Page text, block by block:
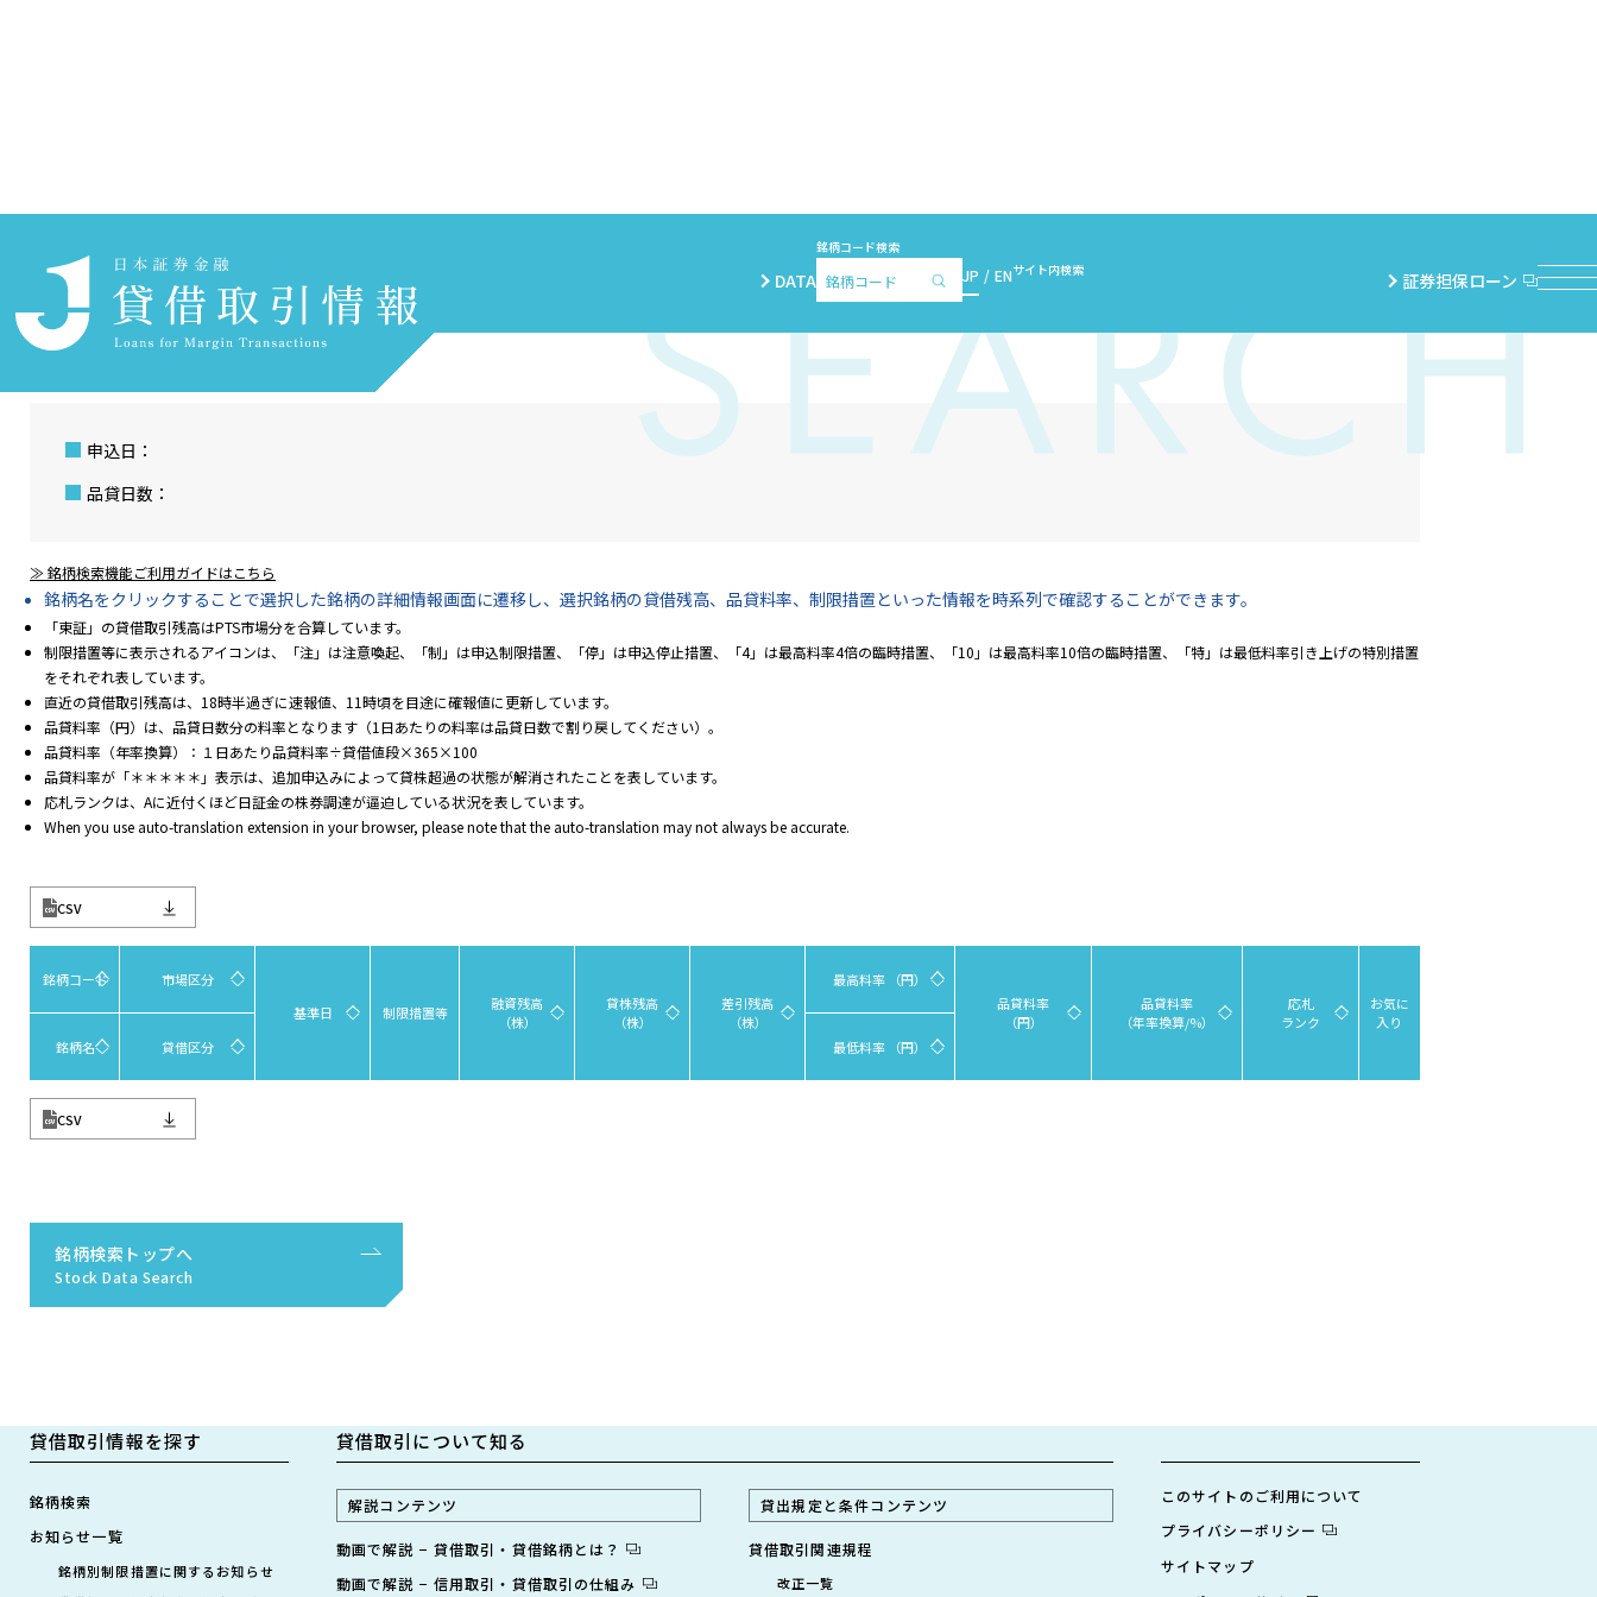
DATA
銘柄コード検索
JP ENサイト内検索 証券担保ローン
お気に入りリスト
申込日：
品貸日数：
≫ 銘柄検索機能ご利用ガイドはこちら
銘柄名をクリックすることで選択した銘柄の詳細情報画面に遷移し、選択銘柄の貸借残高、品貸料率、制限措置といった情報を時系列で確認することができます。
「東証」の貸借取引残高はPTS市場分を合算しています。
制限措置等に表示されるアイコンは、「注」は注意喚起、「制」は申込制限措置、「停」は申込停止措置、「4」は最高料率4倍の臨時措置、「10」は最高料率10倍の臨時措置、「特」は最低料率引き上げの特別措置
をそれぞれ表しています。
直近の貸借取引残高は、18時半過ぎに速報値、11時頃を目途に確報値に更新しています。
品貸料率（円）は、品貸日数分の料率となります（1日あたりの料率は品貸日数で割り戻してください）。
品貸料率（年率換算）：１日あたり品貸料率÷貸借値段×365×100
品貸料率が「＊＊＊＊＊」表示は、追加申込みによって貸株超過の状態が解消されたことを表しています。
応札ランクは、Aに近付くほど日証金の株券調達が逼迫している状況を表しています。
When you use auto-translation extension in your browser, please note that the auto-translation may not always be accurate.
CSV
銘柄コード
市場区分
基準日
制限措置等
融資残高
（株）
貸株残高
（株）
差引残高
（株）
最高料率 （円）
品貸料率
（円）
品貸料率
（年率換算/%）
応札
ランク
お気に
入り
銘柄名
貸借区分 最低料率 （円）
CSV
銘柄検索トップへ
Stock Data Search
貸借取引情報を探す
銘柄検索
お知らせ一覧
銘柄別制限措置に関するお知らせ
貸借取引について知る
解説コンテンツ
動画で解説 − 貸借取引・貸借銘柄とは？
動画で解説 − 信用取引・貸借取引の仕組み
貸出規定と条件コンテンツ
貸借取引関連規程
改正一覧
このサイトのご利用について
プライバシーポリシー
サイトマップ